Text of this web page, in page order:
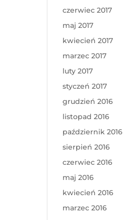
czerwiec 2017
maj 2017
kwiecień 2017
marzec 2017
luty 2017
styczeń 2017
grudzień 2016
listopad 2016
październik 2016
sierpień 2016
czerwiec 2016
maj 2016
kwiecień 2016
marzec 2016